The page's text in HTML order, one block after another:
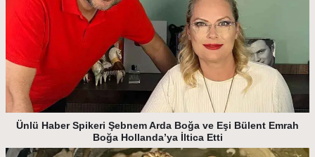
Ünlü Haber Spikeri Şebnem Arda Boğa ve Eşi Bülent Emrah
Boğa Hollanda’ya İltica Etti